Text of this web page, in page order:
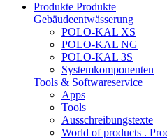
Produkte Produkte
Gebäudeentwässerung
POLO-KAL XS
POLO-KAL NG
POLO-KAL 3S
Systemkomponenten
Tools & Softwareservice
Apps
Tools
Ausschreibungstexte
World of products .